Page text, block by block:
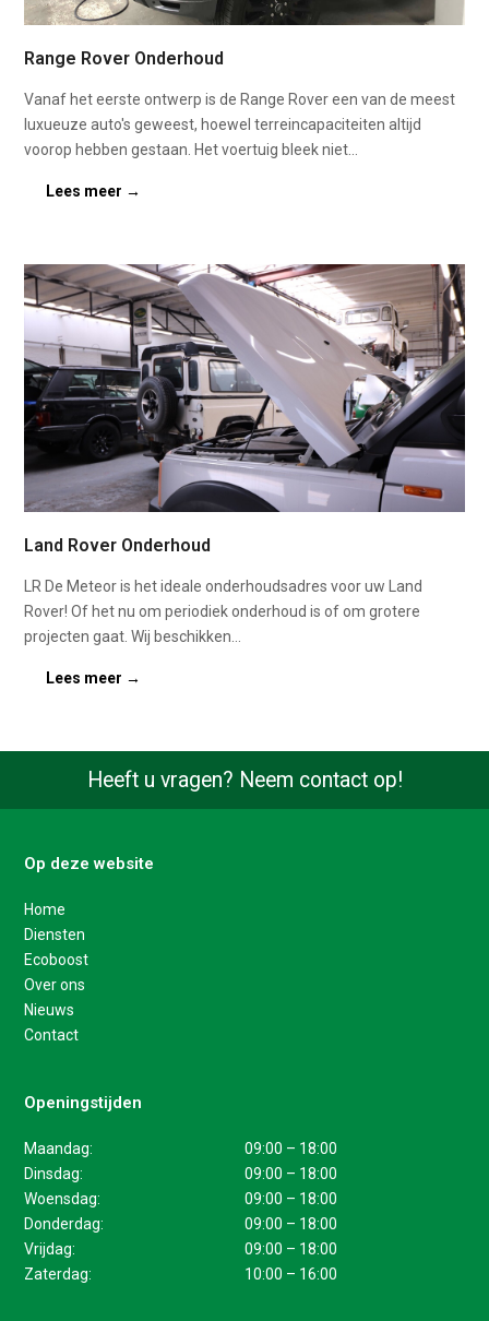
Range Rover Onderhoud
Vanaf het eerste ontwerp is de Range Rover een van de meest
luxueuze auto's geweest, hoewel terreincapaciteiten altijd
voorop hebben gestaan. Het voertuig bleek niet…
Lees meer →
Land Rover Onderhoud
LR De Meteor is het ideale onderhoudsadres voor uw Land
Rover! Of het nu om periodiek onderhoud is of om grotere
projecten gaat. Wij beschikken…
Lees meer →
Heeft u vragen? Neem contact op!
Op deze website
Home
Diensten
Ecoboost
Over ons
Nieuws
Contact
Openingstijden
Maandag:
09:00 – 18:00
Dinsdag:
09:00 – 18:00
Woensdag:
09:00 – 18:00
Donderdag:
09:00 – 18:00
Vrijdag:
09:00 – 18:00
Zaterdag:
10:00 – 16:00